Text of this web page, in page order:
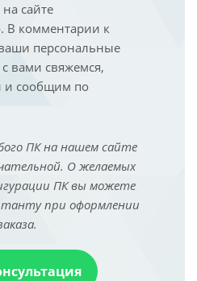
сайте
В комментарии к
персональные
вами свяжемся,
и сообщим по
ПК на нашем сайте
О желаемых
ПК вы можете
при оформлении